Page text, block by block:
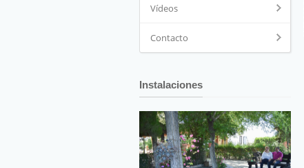
Vídeos
Contacto
Instalaciones